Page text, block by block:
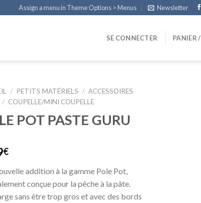
Assign a menu in Theme Options > Menus Newsletter
SE CONNECTER PANIER /
/ PETITS MATÉRIELS / ACCESSOIRES
/ COUPELLE/MINI COUPELLE
POT PASTE GURU
€
addition à la gamme Pole Pot,
conçue pour la pêche à la pâte.
sans être trop gros et avec des bords